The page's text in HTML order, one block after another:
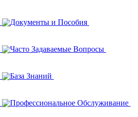
Документы и Пособия
Часто Задаваемые Вопросы
База Знаний
Профессиональное Обслуживание